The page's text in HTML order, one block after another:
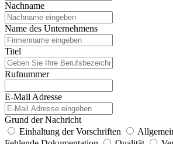
Nachname
Name des Unternehmens
Titel
Rufnummer
E-Mail Adresse
Grund der Nachricht
Einhaltung der Vorschriften